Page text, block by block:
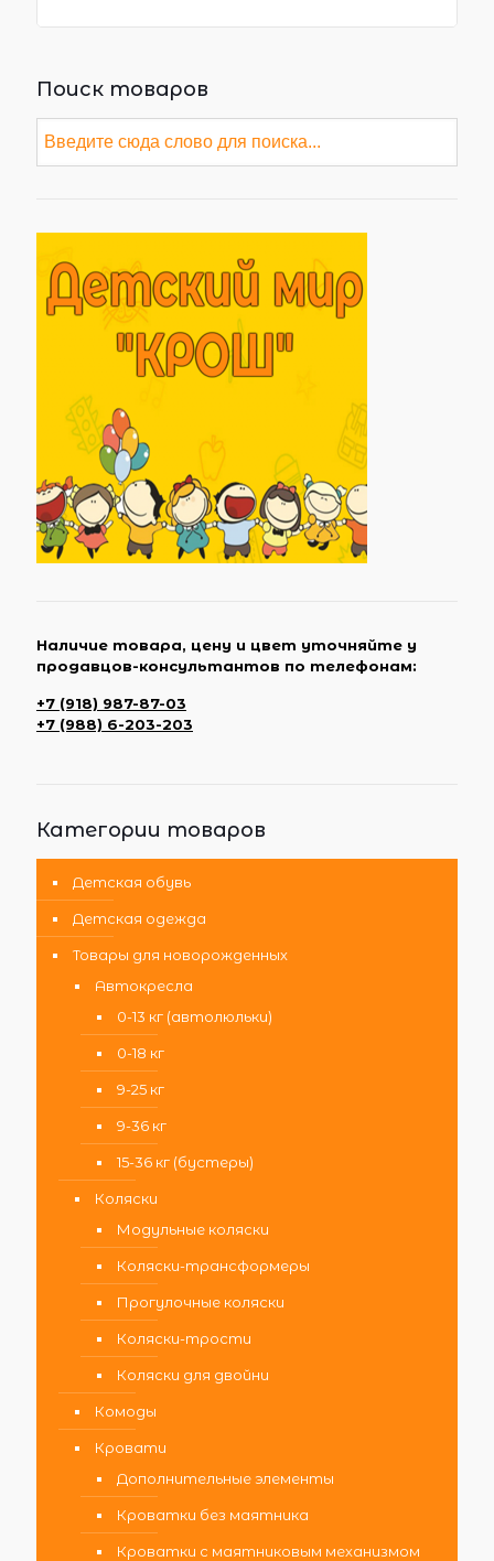
Поиск товаров
Наличие товара, цену и цвет уточняйте у
продавцов-консультантов по телефонам:
+7 (918) 987-87-03
+7 (988) 6-203-203
Категории товаров
Детская обувь
Детская одежда
Товары для новорожденных
Автокресла
0-13 кг (автолюльки)
0-18 кг
9-25 кг
9-36 кг
15-36 кг (бустеры)
Коляски
Модульные коляски
Коляски-трансформеры
Прогулочные коляски
Коляски-трости
Коляски для двойни
Комоды
Кровати
Дополнительные элементы
Кроватки без маятника
Кроватки с маятниковым механизмом